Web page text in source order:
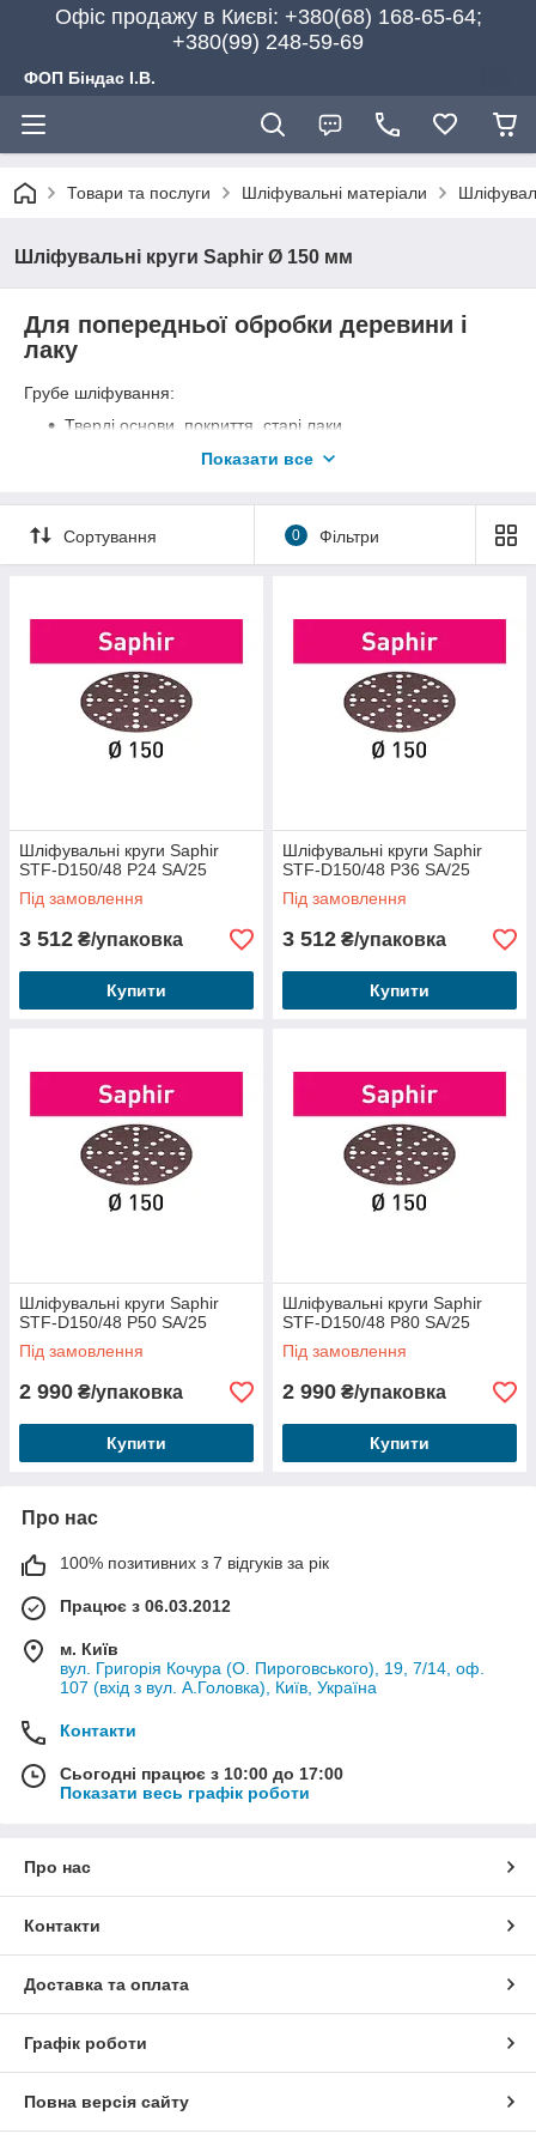
Офіс продажу в Києві: +380(68) 168-65-64;
+380(99) 248-59-69
ФОП Біндас І.В.
Товари та послуги Шліфувальні матеріали
Шліфувальні круги Saphir Ø 150 мм
Для попередньої обробки деревини і
лаку
Грубе шліфування:
Тверді основи, покриття, старі лаки
Зношені сходинки і шорсткі поверхні після
Полімери, посилені волокном
Показати все
Сортування 0 Фільтри
Шліфувальні круги Saphir
STF-D150/48 P24 SA/25
Під замовлення
3 512 ₴/упаковка
Купити
Шліфувальні круги Saphir
STF-D150/48 P36 SA/25
Під замовлення
3 512 ₴/упаковка
Купити
Шліфувальні круги Saphir
STF-D150/48 P50 SA/25
Під замовлення
2 990 ₴/упаковка
Купити
Шліфувальні круги Saphir
STF-D150/48 P80 SA/25
Під замовлення
2 990 ₴/упаковка
Купити
Про нас
100% позитивних з 7 відгуків за рік
Працює з 06.03.2012
м. Київ
вул. Григорія Кочура (О. Пироговського), 19, 7/14, оф.
107 (вхід з вул. А.Головка), Київ, Україна
Контакти
Сьогодні працює з 10:00 до 17:00
Показати весь графік роботи
Про нас
Контакти
Доставка та оплата
Графік роботи
Повна версія сайту